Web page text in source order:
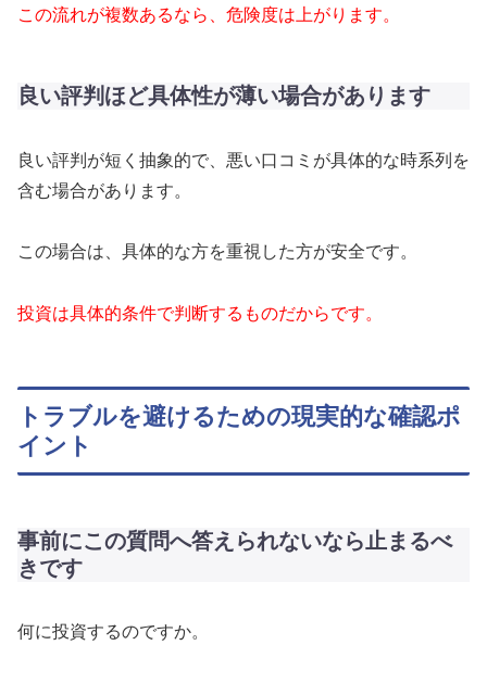
この流れが複数あるなら、危険度は上がります。
良い評判ほど具体性が薄い場合があります
良い評判が短く抽象的で、悪い口コミが具体的な時系列を
含む場合があります。
この場合は、具体的な方を重視した方が安全です。
投資は具体的条件で判断するものだからです。
トラブルを避けるための現実的な確認ポ
イント
事前にこの質問へ答えられないなら止まるべ
きです
何に投資するのですか。